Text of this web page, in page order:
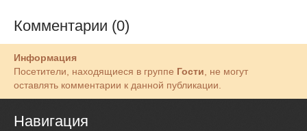
Комментарии (0)
Информация
Посетители, находящиеся в группе Гости, не могут
оставлять комментарии к данной публикации.
Навигация